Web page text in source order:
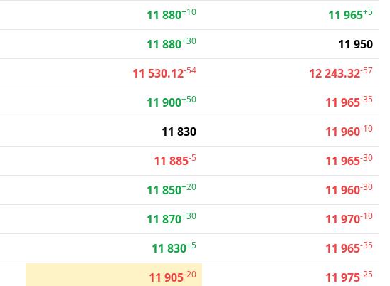
11 880+10 11 965+5
11 880+30
11 950
11 530.12-54 12 243.32-57
11 900+50 11 965-35
11 830 11 960-10
11 885-5 11 965-30
11 850+20 11 960-30
11 870+30 11 970-10
11 830+5 11 965-35
11 905-20 11 975-25